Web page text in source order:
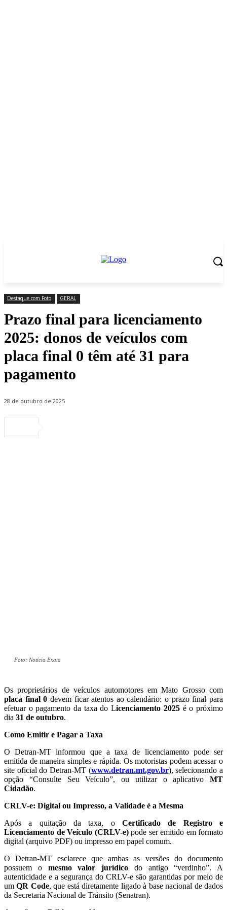
Destaque com Foto GERAL
Prazo final para licenciamento
2025: donos de veículos com
placa final 0 têm até 31 para
pagamento
28 de outubro de 2025
Foto: Notícia Exata
Os proprietários de veículos automotores em Mato Grosso com
placa final 0 devem ficar atentos ao calendário: o prazo final para
efetuar o pagamento da taxa do Licenciamento 2025é o próximo
dia 31 de outubro.
Como Emitir e Pagar a Taxa
O Detran-MT informou que a taxa de licenciamento pode ser
emitida de maneira simples e rápida. Os motoristas podem acessar o
site oficial do Detran-MT (www.detran.mt.gov.br), selecionando a
opção “Consulte Seu Veículo”, ou utilizar o aplicativo MT
Cidadão.
CRLV-e: Digital ou Impresso, a Validade é a Mesma
Após a quitação da taxa, o Certificado de Registro e
Licenciamento de Veículo (CRLV-e)pode ser emitido em formato
digital (arquivo PDF) ou impresso em papel comum.
O Detran-MT esclarece que ambas as versões do documento
possuem o mesmo valor jurídico do antigo “verdinho”. A
autenticidade e a segurança do CRLV-e são garantidas por meio de
umQR Code, que está diretamente ligado à base nacional de dados
da Secretaria Nacional de Trânsito (Senatran).